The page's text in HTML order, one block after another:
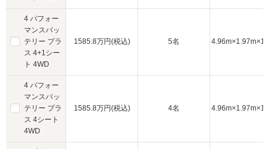
4 パフォー
マンスバッ
テリー プラ
ス 4+1シー
ト 4WD
4 パフォー
マンスバッ
テリー プラ
ス 4シート
4WD
1585.8万円(税込) 5名
1585.8万円(税込) 4名